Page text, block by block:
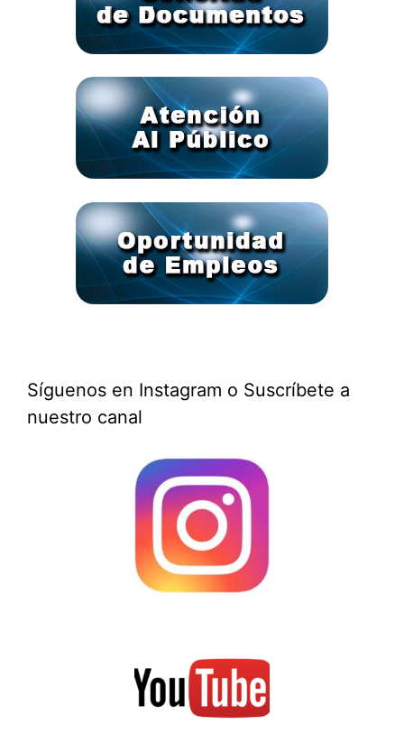
Síguenos en Instagram o Suscríbete a
nuestro canal